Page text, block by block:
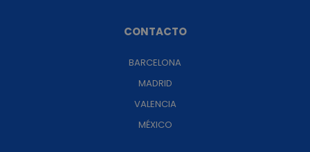
CONTACTO
BARCELONA
MADRID
VALENCIA
MÉXICO